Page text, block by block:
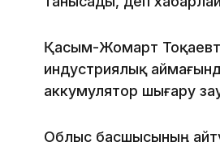
Қасым-Жомарт
индустриялық
аккумулятор шығару
Облыс басшысының